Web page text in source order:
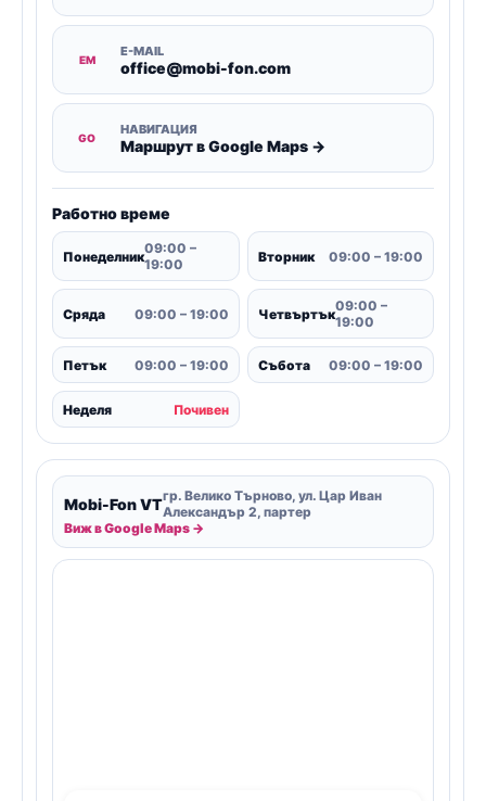
EM
E-MAIL
office@mobi-fon.com
GO
НАВИГАЦИЯ
Маршрут в Google Maps →
Работно време
Понеделник09:00 –
19:00
Вторник 09:00 – 19:00
Сряда 09:00 – 19:00 Четвъртък09:00 –
19:00
Петък 09:00 – 19:00 Събота 09:00 – 19:00
Неделя Почивен
Mobi-Fon VTгр. Велико Търново, ул. Цар Иван
Александър 2, партер
Виж в Google Maps →